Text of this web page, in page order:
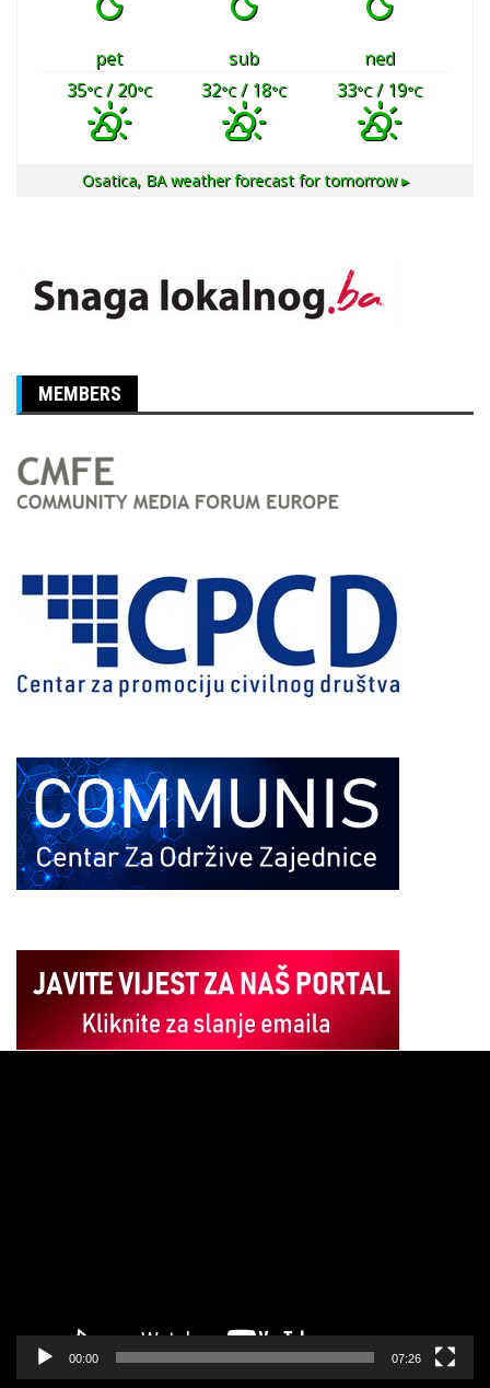
pet sub
ned
35°C/ 20°C 32°C/ 18°C 33°C/ 19°C
Osatica, BAweather forecast for tomorrow ▸
MEMBERS
00:00 07:26